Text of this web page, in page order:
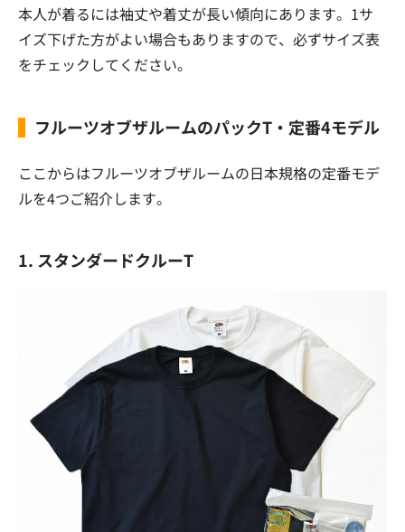
本人が着るには袖丈や着丈が長い傾向にあります。1サ
イズ下げた方がよい場合もありますので、必ずサイズ表
をチェックしてください。
フルーツオブザルームのパックT・定番4モデル
ここからはフルーツオブザルームの日本規格の定番モデ
ルを4つご紹介します。
1. スタンダードクルーT